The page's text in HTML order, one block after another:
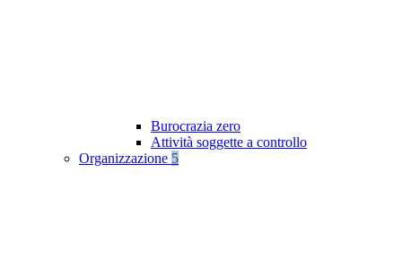
Burocrazia zero
Attività soggette a controllo
Organizzazione 5